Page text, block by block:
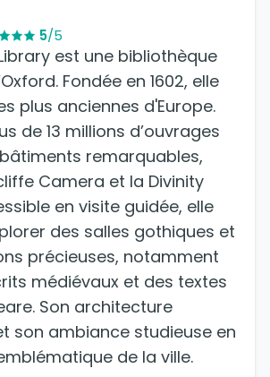
5/5
est une bibliothèque
Fondée en 1602, elle
plus anciennes d'Europe.
de 13 millions d’ouvrages
remarquables,
Camera et la Divinity
en visite guidée, elle
des salles gothiques et
précieuses, notamment
médiévaux et des textes
Son architecture
son ambiance studieuse en
de la ville.